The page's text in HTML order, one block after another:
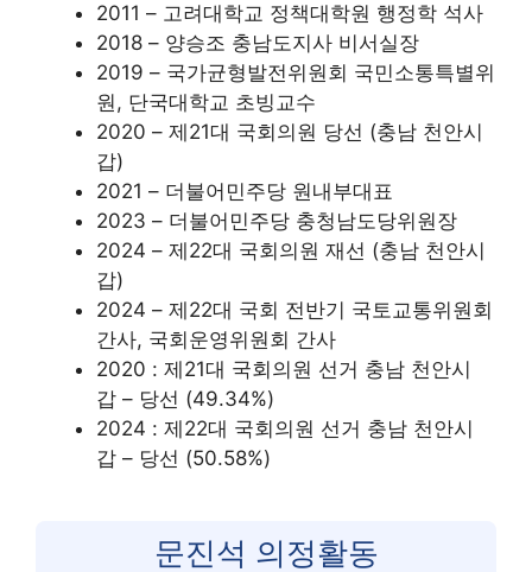
2011 – 고려대학교 정책대학원 행정학 석사
2018 – 양승조 충남도지사 비서실장
2019 – 국가균형발전위원회 국민소통특별위
원, 단국대학교 초빙교수
2020 – 제21대 국회의원 당선 (충남 천안시
갑)
2021 – 더불어민주당 원내부대표
2023 – 더불어민주당 충청남도당위원장
2024 – 제22대 국회의원 재선 (충남 천안시
갑)
2024 – 제22대 국회 전반기 국토교통위원회
간사, 국회운영위원회 간사
2020 : 제21대 국회의원 선거 충남 천안시
갑 – 당선 (49.34%)
2024 : 제22대 국회의원 선거 충남 천안시
갑 – 당선 (50.58%)
문진석 의정활동